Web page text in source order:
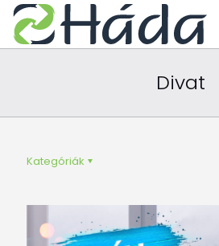
Divat
Kategóriák